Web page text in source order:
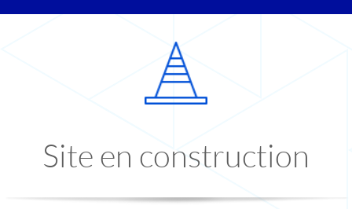
Site en construction